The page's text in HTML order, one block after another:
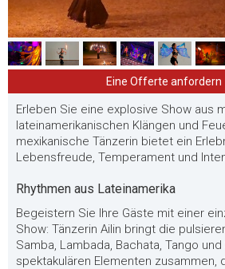
Eine Offerte anfordern
Erleben Sie eine explosive Show aus
lateinamerikanischen Klängen und
mexikanische Tänzerin bietet ein
Lebensfreude, Temperament und
Rhythmen aus Lateinamerika
Begeistern Sie Ihre Gäste mit einer
Show: Tänzerin Ailin bringt die
Samba, Lambada, Bachata, Tango
spektakulären Elementen zusammen,